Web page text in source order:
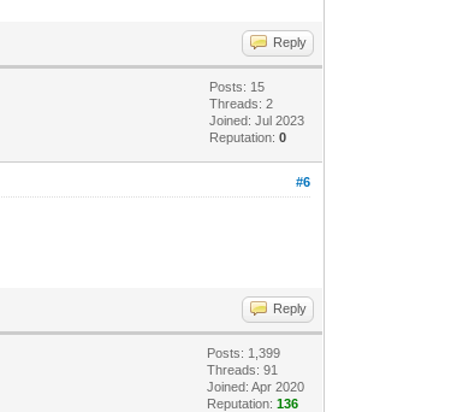
Reply
Posts: 15
Threads: 2
Joined: Jul 2023
Reputation:0
#6
Reply
Posts: 1,399
Threads: 91
Joined: Apr 2020
Reputation:136